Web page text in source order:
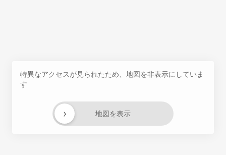
特異なアクセスが見られたため、地図を非表示にしていま
す
地図を表示
›